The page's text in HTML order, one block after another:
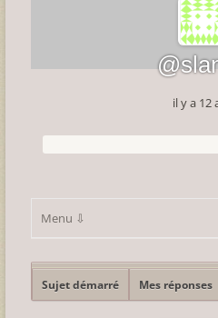
il y a 12
Sujet démarré Mes réponses